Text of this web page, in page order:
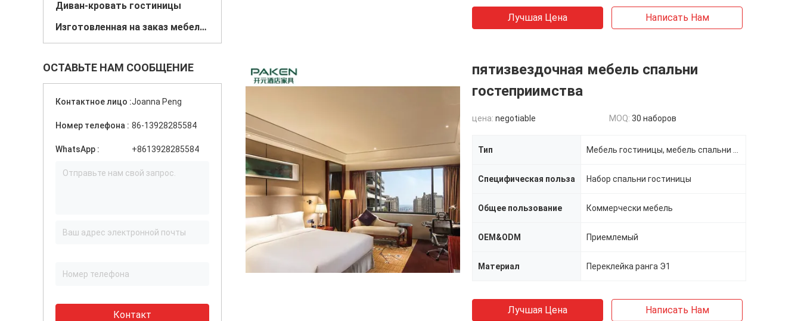
Диван-кровать гостиницы
Изготовленная на заказ мебель гостиницы
ОСТАВЬТЕ НАМ СООБЩЕНИЕ
Контактное лицо :Joanna Peng
Номер телефона : 86-13928285584
WhatsApp : +8613928285584
Контакт
Лучшая Цена Написать Нам
пятизвездочная мебель спальни
гостеприимства
цена: negotiable MOQ: 30 наборов
Тип
Специфическая польза Набор спальни гостиницы
Общее пользование Коммерчески мебель
OEM&ODM Приемлемый
Материал Переклейка ранга Э1
Лучшая Цена Написать Нам